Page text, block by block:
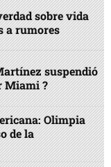
sobre vida
a rumores
suspendió
Miami ?
Olimpia
de la